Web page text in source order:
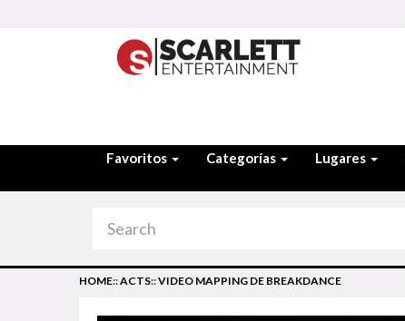
Favoritos Categorías Lugares
HOME::ACTS::VIDEO MAPPING DE BREAKDANCE